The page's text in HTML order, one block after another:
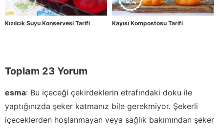
Kızılcık Suyu Konservesi Tarifi Kayısı Kompostosu Tarifi
Toplam 23 Yorum
esma: Bu içeceği çekirdeklerin etrafındaki doku ile
yaptığınızda şeker katmanız bile gerekmiyor. Şekerli
içeceklerden hoşlanmayan veya sağlık bakımından şeker